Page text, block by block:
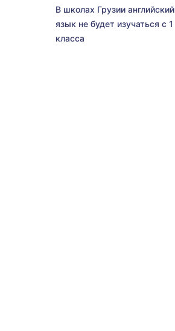
В школах Грузии английский
язык не будет изучаться с 1
класса